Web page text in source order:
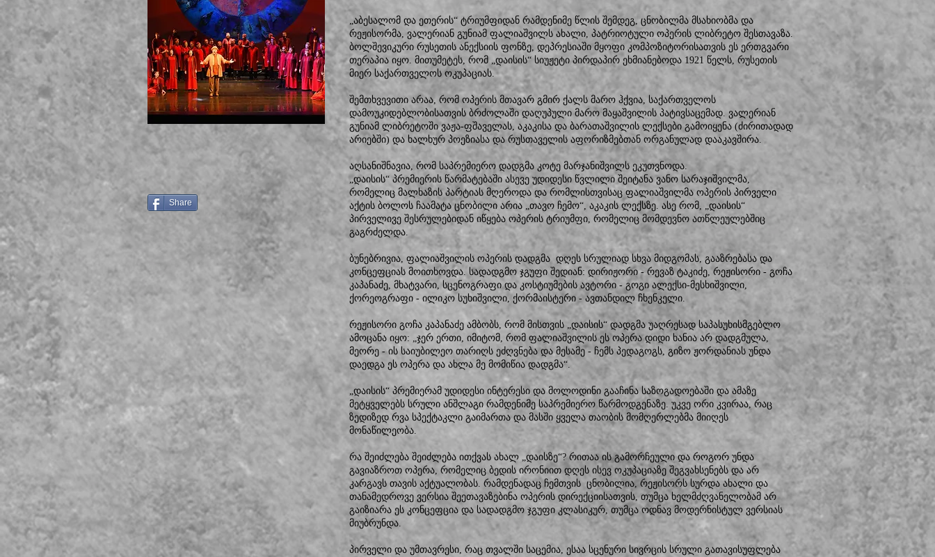
Share
„აბესალომ და ეთერის“ ტრიუმფიდან რამდენიმე წლის შემდეგ, ცნობილმა მსახიობმა და
რეჟისორმა, ვალერიან გუნიამ ფალიაშვილს ახალი, პატრიოტული ოპერის ლიბრეტო შესთავაზა.
ბოლშევიკური რუსეთის ანექსიის ფონზე, დეპრესიაში მყოფი კომპოზიტორისათვის ეს ერთგვარი
თერაპია იყო. მითუმეტეს, რომ „დაისის“ სიუჟეტი პირდაპირ ეხმიანებოდა 1921 წელს, რუსეთის
მიერ საქართველოს ოკუპაციას.
შემთხვევითი არაა, რომ ოპერის მთავარ გმირ ქალს მარო ჰქვია, საქართველოს
დამოუკიდებლობისათვის ბრძოლაში დაღუპული მარო მაყაშვილის პატივსაცემად. ვალერიან
გუნიამ ლიბრეტოში ვაჟა-ფშაველას, აკაკისა და ბარათაშვილის ლექსები გამოიყენა (ძირითადად
არიებში) და ხალხურ პოეზიასა და რუსთაველის აფორიზმებთან ორგანულად დააკავშირა.
აღსანიშნავია, რომ საპრემიერო დადგმა კოტე მარჯანიშვილს ეკუთვნოდა.
„დაისის“ პრემიერის წარმატებაში ასევე უდიდესი წვლილი შეიტანა ვანო სარაჯიშვილმა,
რომელიც მალხაზის პარტიას მღეროდა და რომლისთვისაც ფალიაშვილმა ოპერის პირველი
აქტის ბოლოს ჩაამატა ცნობილი არია „თავო ჩემო“, აკაკის ლექსზე. ასე რომ, „დაისის“
პირველივე შესრულებიდან იწყება ოპერის ტრიუმფი, რომელიც მომდევნო ათწლეულებშიც
გაგრძელდა.
ბუნებრივია, ფალიაშვილის ოპერის დადგმა დღეს სრულიად სხვა მიდგომას, გააზრებასა და
კონცეფციას მოითხოვდა. სადადგმო ჯგუფი შედიან: დირიჟორი - რევაზ ტაკიძე, რეჟისორი - გოჩა
კაპანაძე, მხატვარი, სცენოგრაფი და კოსტიუმების ავტორი - გოგი ალექსი-მესხიშვილი,
ქორეოგრაფი - ილიკო სუხიშვილი, ქორმაისტერი - ავთანდილ ჩხენკელი.
რეჟისორი გოჩა კაპანაძე ამბობს, რომ მისთვის „დაისის“ დადგმა უაღრესად საპასუხისმგებლო
ამოცანა იყო: „ჯერ ერთი, იმიტომ, რომ ფალიაშვილის ეს ოპერა დიდი ხანია არ დადგმულა,
მეორე - ის საიუბილეო თარიღს ეძღვნება და მესამე - ჩემს პედაგოგს, გიზო ჟორდანიას უნდა
დაედგა ეს ოპერა და ახლა მე მომიწია დადგმა“.
„დაისის“ პრემიერამ უდიდესი ინტერესი და მოლოდინი გააჩინა საზოგადოებაში და ამაზე
მეტყველებს სრული ანშლაგი რამდენიმე საპრემიერო წარმოდგენაზე. უკვე ორი კვირაა, რაც
ზედიზედ რვა სპექტაკლი გაიმართა და მასში ყველა თაობის მომღერლებმა მიიღეს
მონაწილეობა.
რა შეიძლება შეიძლება ითქვას ახალ „დაისზე“? რითაა ის გამორჩეული და როგორ უნდა
გავიაზროთ ოპერა, რომელიც ბედის ირონიით დღეს ისევ ოკუპაციაზე შეგვახსენებს და არ
კარგავს თავის აქტუალობას. რამდენადაც ჩემთვის ცნობილია, რეჟისორს სურდა ახალი და
თანამედროვე ვერსია შეეთავაზებინა ოპერის დირექციისათვის, თუმცა ხელმძღვანელობამ არ
გაიზიარა ეს კონცეფცია და სადადგმო ჯგუფი კლასიკურ, თუმცა ოდნავ მოდერნისტულ ვერსიას
მიუბრუნდა.
პირველი და უმთავრესი, რაც თვალში საცემია, ესაა სცენური სივრცის სრული გათავისუფლება